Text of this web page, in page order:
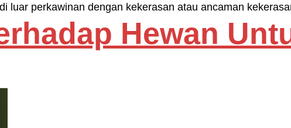
luar perkawinan dengan kekerasan atau ancaman
Hewan